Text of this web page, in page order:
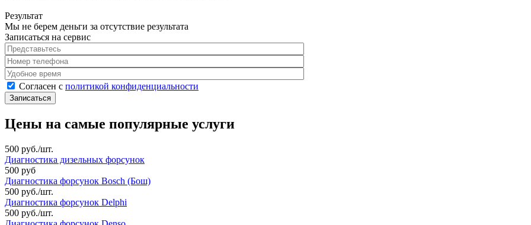
Результат
Мы не берем деньги за отсутствие результата
Записаться на сервис
Представьтесь
Номер телефона
Удобное время
Согласен с политикой конфиденциальности*
Согласен с политикой конфиденциальности
Цены на самые популярные услуги
500 руб./шт.
Диагностика дизельных форсунок
500 руб
Диагностика форсунок Bosch (Бош)
500 руб./шт.
Диагностика форсунок Delphi
500 руб./шт.